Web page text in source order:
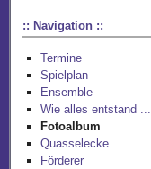
:: Navigation ::
Termine
Spielplan
Ensemble
Wie alles entstand ...
Fotoalbum
Quasselecke
Förderer